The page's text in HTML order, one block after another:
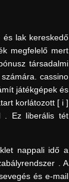
és lak kereskedő
megfelelő mert
társadalmi
cassino
játékgépek és
korlátozott [ i ]
. Ez liberális tét
nappali idő a
. A
és e-mail